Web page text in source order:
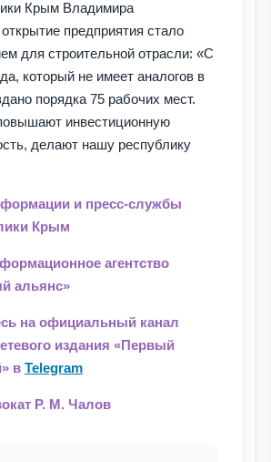
Крым Владимира
предприятия стало
для строительной отрасли: «С
который не имеет аналогов в
порядка 75 рабочих мест.
инвестиционную
делают нашу республику
и пресс-службы
Крым
агентство
альянс»
на официальный канал
издания «Первый
в Telegram
Р. М. Чалов